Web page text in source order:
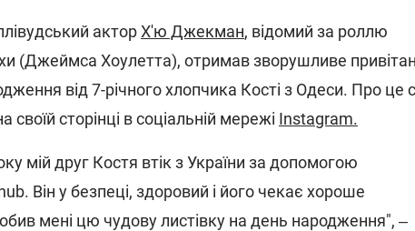
акторХ'ю Джекман, відомий за роллю
(Джеймса Хоулетта), отримав зворушливе
від 7-річного хлопчика Кості з Одеси. Про це
своїй сторінці в соціальній мережі Instagram.
мій друг Костя втік з України за допомогою
Він у безпеці, здоровий і його чекає хороше
мені цю чудову листівку на день народження", ‒